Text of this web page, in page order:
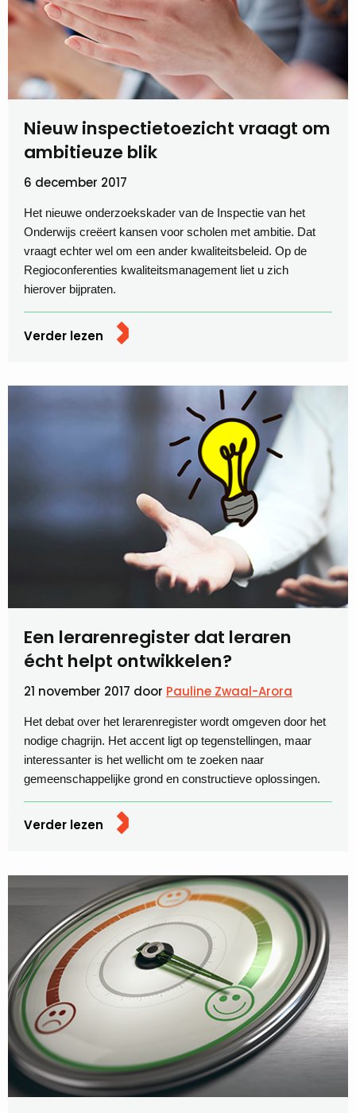
Nieuw inspectietoezicht vraagt om
ambitieuze blik
6 december 2017
Het nieuwe onderzoekskader van de Inspectie van het
Onderwijs creëert kansen voor scholen met ambitie. Dat
vraagt echter wel om een ander kwaliteitsbeleid. Op de
Regioconferenties kwaliteitsmanagement liet u zich
hierover bijpraten.
Verder lezen
Een lerarenregister dat leraren
écht helpt ontwikkelen?
21 november 2017 door Pauline Zwaal-Arora
Het debat over het lerarenregister wordt omgeven door het
nodige chagrijn. Het accent ligt op tegenstellingen, maar
interessanter is het wellicht om te zoeken naar
gemeenschappelijke grond en constructieve oplossingen.
Verder lezen